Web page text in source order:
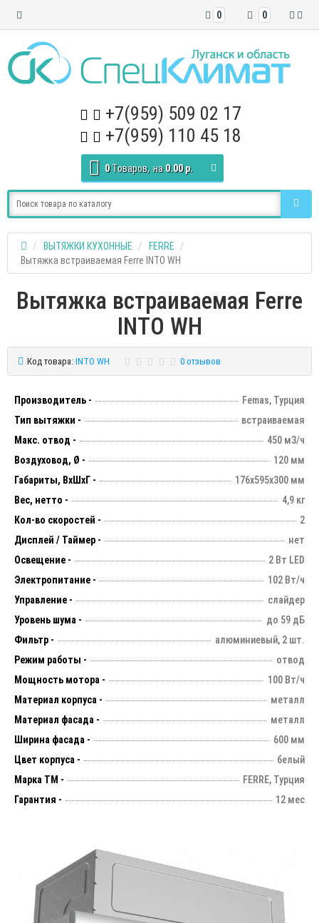
0
0
+7(959) 509 02 17
+7(959) 110 45 18
0 Tоваров, на 0.00 р.
ВЫТЯЖКИ КУХОННЫЕ
FERRE
Вытяжка встраиваемая Ferre INTO WH
Вытяжка встраиваемая Ferre
INTO WH
Код товара: INTO WH 0 отзывов
Производитель -
Femas, Турция
Тип вытяжки -
встраиваемая
Макс. отвод -
450 м3/ч
Воздуховод, Ø -
120 мм
Габариты, ВхШхГ -
176х595х300 мм
Вес, нетто -
4,9 кг
Кол-во скоростей -
2
Дисплей / Таймер -
нет
Освещение -
2 Вт LED
Электропитание -
102 Вт/ч
Управление -
слайдер
Уровень шума -
до 59 дБ
Фильтр -
алюминиевый, 2 шт.
Режим работы -
отвод
Мощность мотора -
100 Вт/ч
Материал корпуса -
металл
Материал фасада -
металл
Ширина фасада -
600 мм
Цвет корпуса -
белый
Марка ТМ -
FERRE, Турция
Гарантия -
12 мес